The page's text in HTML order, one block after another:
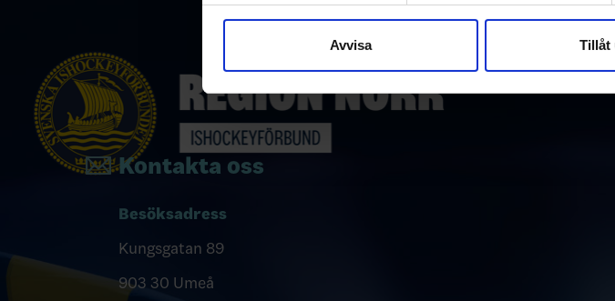
sociala medier och analysera vår trafik. Vi vidarebefordrar
till de sociala medier och annons- och analysföretag som vi
Avvisa Tillåt
Kontakta oss
Besöksadress
Kungsgatan 89
903 30 Umeå